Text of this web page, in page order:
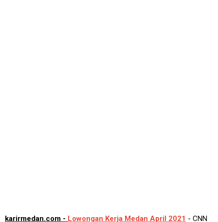
karirmedan.com - Lowongan Kerja Medan April 2021 - CNN